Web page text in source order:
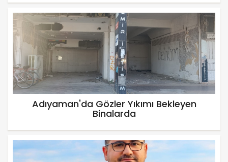
Adıyaman'da Gözler Yıkımı Bekleyen
Binalarda